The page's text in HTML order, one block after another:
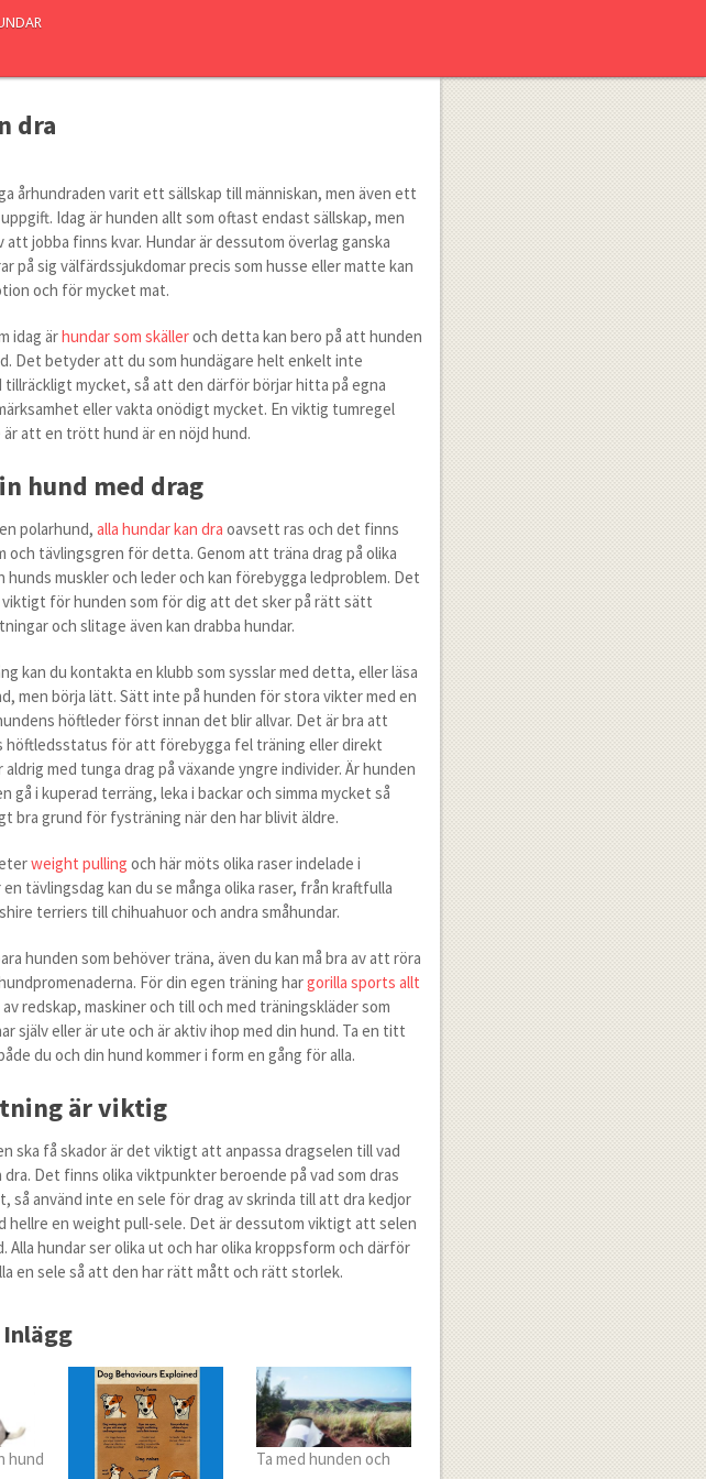
dra
århundraden varit ett sällskap till människan, men även ett
Idag är hunden allt som oftast endast sällskap, men
att jobba finns kvar. Hundar är dessutom överlag ganska
på sig välfärdssjukdomar precis som husse eller matte kan
och för mycket mat.
idag ärhundar som skälleroch detta kan bero på att hunden
Det betyder att du som hundägare helt enkelt inte
tillräckligt mycket, så att den därför börjar hitta på egna
eller vakta onödigt mycket. En viktig tumregel
är att en trött hund är en nöjd hund.
hund med drag
polarhund,alla hundar kan dra oavsett ras och det finns
och tävlingsgren för detta. Genom att träna drag på olika
muskler och leder och kan förebygga ledproblem. Det
viktigt för hunden som för dig att det sker på rätt sätt
och slitage även kan drabba hundar.
kan du kontakta en klubb som sysslar med detta, eller läsa
men börja lätt. Sätt inte på hunden för stora vikter med en
höftleder först innan det blir allvar. Det är bra att
höftledsstatus för att förebygga fel träning eller direkt
aldrig med tunga drag på växande yngre individer. Är hunden
gå i kuperad terräng, leka i backar och simma mycket så
bra grund för fysträning när den har blivit äldre.
weight pulling och här möts olika raser indelade i
tävlingsdag kan du se många olika raser, från kraftfulla
terriers till chihuahuor och andra småhundar.
hunden som behöver träna, även du kan må bra av att röra
För din egen träning hargorilla sports allt
redskap, maskiner och till och med träningskläder som
själv eller är ute och är aktiv ihop med din hund. Ta en titt
du och din hund kommer i form en gång för alla.
är viktig
ska få skador är det viktigt att anpassa dragselen till vad
Det finns olika viktpunkter beroende på vad som dras
så använd inte en sele för drag av skrinda till att dra kedjor
hellre en weight pull-sele. Det är dessutom viktigt att selen
Alla hundar ser olika ut och har olika kroppsform och därför
en sele så att den har rätt mått och rätt storlek.
hund
Ta med hunden och